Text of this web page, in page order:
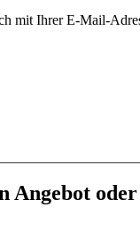
mit Ihrer E-Mail-
Angebot